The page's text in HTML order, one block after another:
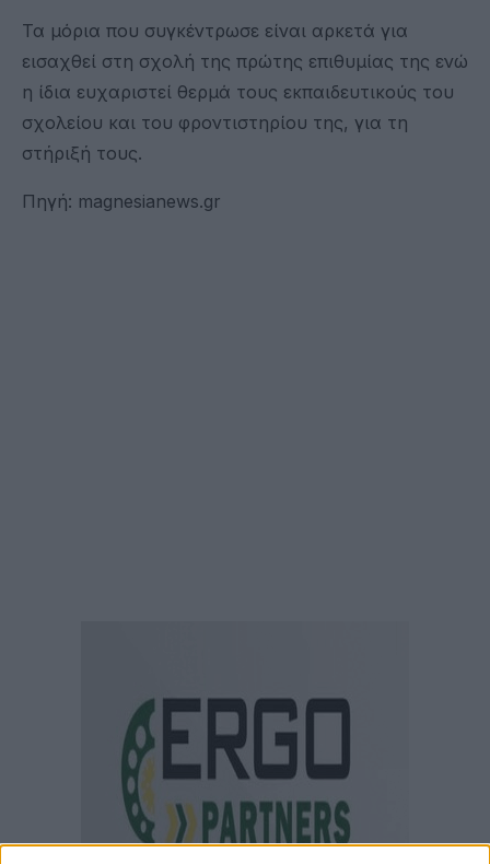
Τα μόρια που συγκέντρωσε είναι αρκετά για
εισαχθεί στη σχολή της πρώτης επιθυμίας της ενώ
η ίδια ευχαριστεί θερμά τους εκπαιδευτικούς του
σχολείου και του φροντιστηρίου της, για τη
στήριξή τους.
Πηγή: magnesianews.gr